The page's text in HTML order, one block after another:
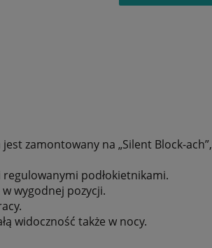
zamontowany na „Silent Block-ach”,
podłokietnikami.
wygodnej pozycji.
widoczność także w nocy.